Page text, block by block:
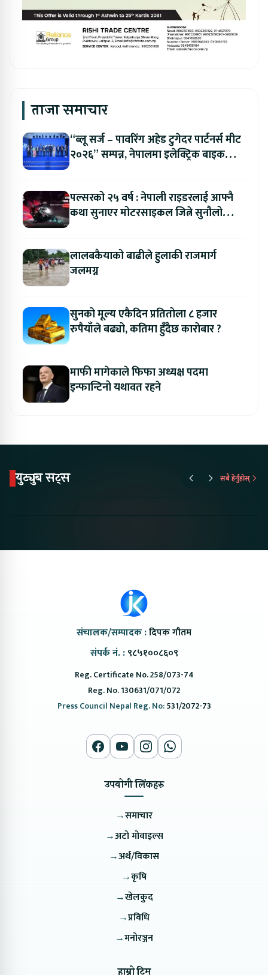
ताजा समाचार
“ब्लू सर्ज – पावरिंग अहेड टुगेदर पार्टनर्स मीट
२०२६” सम्पन्न, नेपालमा इलेक्ट्रिक बाइक
पल्सरको २५ वर्ष : नेपाली राइडरलाई आफ्नै
कथा सुनाएर मोटरसाइकल जित्ने सुनौलो
लालबकैयाको बाढीले हुलाकी राजमार्ग
जलमग्न
सुनको मूल्य एकैदिन प्रतितोला ८ हजार
रुपैयाँले बढ्यो, कतिमा हुँदैछ कारोबार ?
माफी मागेकाले फिफा अध्यक्ष पदमा
इन्फान्टिनो यथावत रहने
युट्युब सट्स सबै हेर्नुहोस्
संचालक/सम्पादक :दिपक गौतम
संपर्क नं. : ९८५१००८६०९
Reg. Certificate No. 258/073-74
Reg. No. 130631/071/072
Press Council Nepal Reg. No:531/2072-73
उपयोगी लिंकहरु
→समाचार
→अटो मोवाइल्स
→अर्थ/विकास
→कृषि
→खेलकुद
→प्रविधि
→मनोरञ्जन
हाम्रो टिम